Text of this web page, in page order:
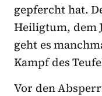
gepfercht hat.
Heiligtum, dem
geht es
Kampf des
Vor den